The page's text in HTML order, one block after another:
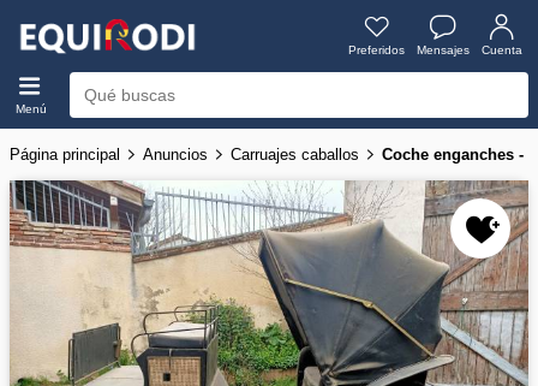
Preferidos Mensajes Cuenta
Menú
Página principal Anuncios Carruajes caballos Coche enganches -